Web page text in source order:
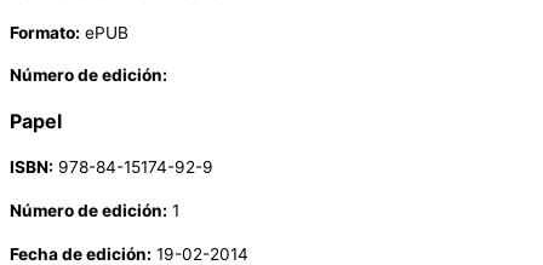
Formato: ePUB
Número de edición:
Papel
ISBN: 978-84-15174-92-9
Número de edición: 1
Fecha de edición: 19-02-2014